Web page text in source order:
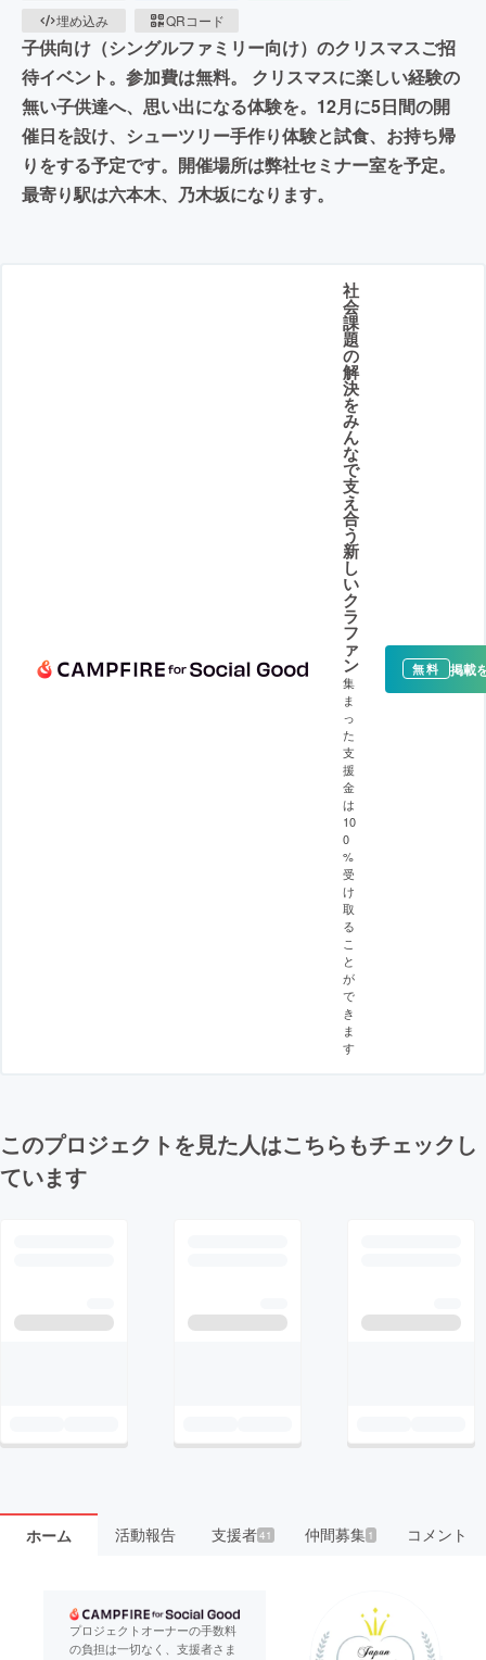
埋め込み
QRコード
子供向け（シングルファミリー向け）のクリスマスご招
待イベント。参加費は無料。 クリスマスに楽しい経験の
無い子供達へ、思い出になる体験を。12月に5日間の開
催日を設け、シューツリー手作り体験と試食、お持ち帰
りをする予定です。開催場所は弊社セミナー室を予定。
最寄り駅は六本木、乃木坂になります。
社
会
課
題
の
解
決
を
み
ん
な
で
支
え
合
う
新
し
い
ク
ラ
フ
ァ
ン
集
ま
っ
た
支
援
金
は
10
0
%
受
け
取
る
こ
と
が
で
き
ま
す
無料 掲載
このプロジェクトを見た人はこちらもチェックし
ています
ホーム 活動報告 支援者41 仲間募集 1 コメント
プロジェクトオーナーの手数料
の負担は一切なく、支援者さま